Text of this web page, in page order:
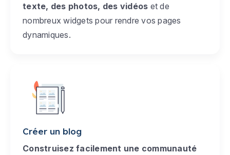
texte, des photos, des vidéos et de
nombreux widgets pour rendre vos pages
dynamiques.
Créer un blog
Construisez facilement une communauté